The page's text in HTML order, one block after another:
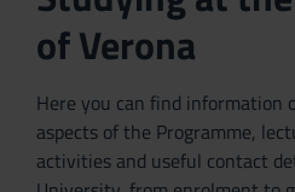
of Verona
Here you can find information
aspects of the Programme,
activities and useful contact